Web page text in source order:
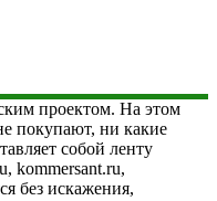
проектом. На этом
покупают, ни какие
собой ленту
kommersant.ru,
без искажения,